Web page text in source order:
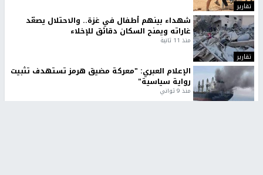
تقارير
تقارير
شهداء بينهم أطفال في غزة.. والاحتلال يصعّد
غاراته ويمنح السكان دقائق للإخلاء
منذ 11 ثانية
الإعلام العبري: "معركة مضيق هرمز تستهدف تثبيت
رواية سياسية"
منذ 9 ثواني